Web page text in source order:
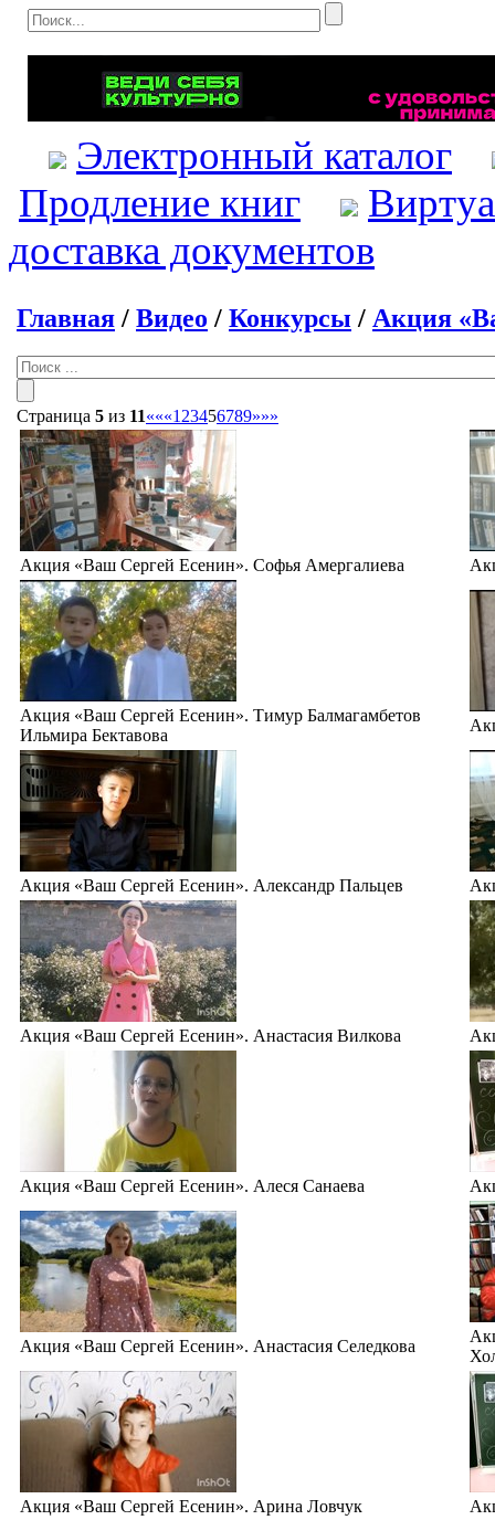
Электронный каталог
Продление книг
доставка документов
Главная / Видео / Конкурсы / Акция
Страница 5 из 11«««1 23456789»»»
Акция «Ваш Сергей Есенин». Софья Амергалиева
Акция «Ваш Сергей Есенин». Тимур Балмагамбетов
Ильмира Бектавова
Акция «Ваш Сергей Есенин». Александр Пальцев
Акция «Ваш Сергей Есенин». Анастасия Вилкова
Акция «Ваш Сергей Есенин». Алеся Санаева
Акция «Ваш Сергей Есенин». Анастасия Селедкова
Акция «Ваш Сергей Есенин». Арина Ловчук